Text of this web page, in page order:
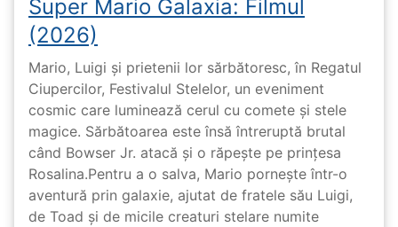
Super Mario Galaxia: Filmul
(2026)
Mario, Luigi și prietenii lor sărbătoresc, în Regatul
Ciupercilor, Festivalul Stelelor, un eveniment
cosmic care luminează cerul cu comete și stele
magice. Sărbătoarea este însă întreruptă brutal
când Bowser Jr. atacă și o răpește pe prinţesa
Rosalina.Pentru a o salva, Mario pornește într-o
aventură prin galaxie, ajutat de fratele său Luigi,
de Toad și de micile creaturi stelare numite